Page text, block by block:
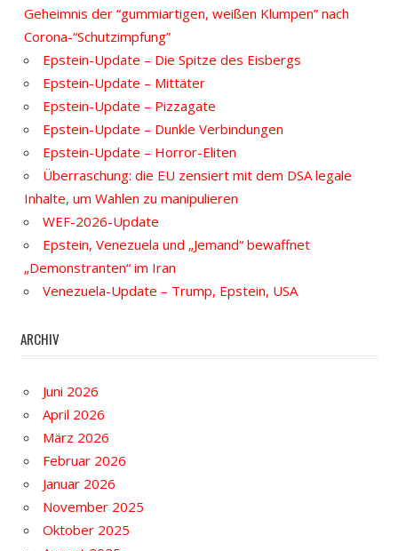
Geheimnis der “gummiartigen, weißen Klumpen” nach
Corona-“Schutzimpfung”
Epstein-Update – Die Spitze des Eisbergs
Epstein-Update – Mittäter
Epstein-Update – Pizzagate
Epstein-Update – Dunkle Verbindungen
Epstein-Update – Horror-Eliten
Überraschung: die EU zensiert mit dem DSA legale
Inhalte, um Wahlen zu manipulieren
WEF-2026-Update
Epstein, Venezuela und „Jemand“ bewaffnet
„Demonstranten“ im Iran
Venezuela-Update – Trump, Epstein, USA
ARCHIV
Juni 2026
April 2026
März 2026
Februar 2026
Januar 2026
November 2025
Oktober 2025